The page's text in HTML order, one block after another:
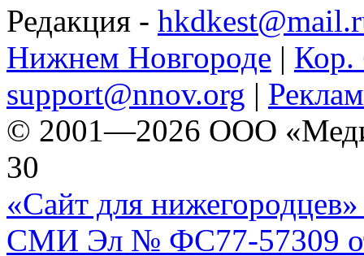
Редакция -
Нижнем Новгороде | Кор.
support@nnov.org |
© 2001—2026 ООО
30
«Сайт для нижегородцев»
СМИ Эл № ФС77-57309